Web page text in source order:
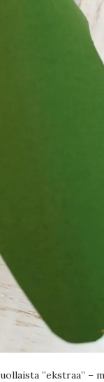
”ekstraa” –